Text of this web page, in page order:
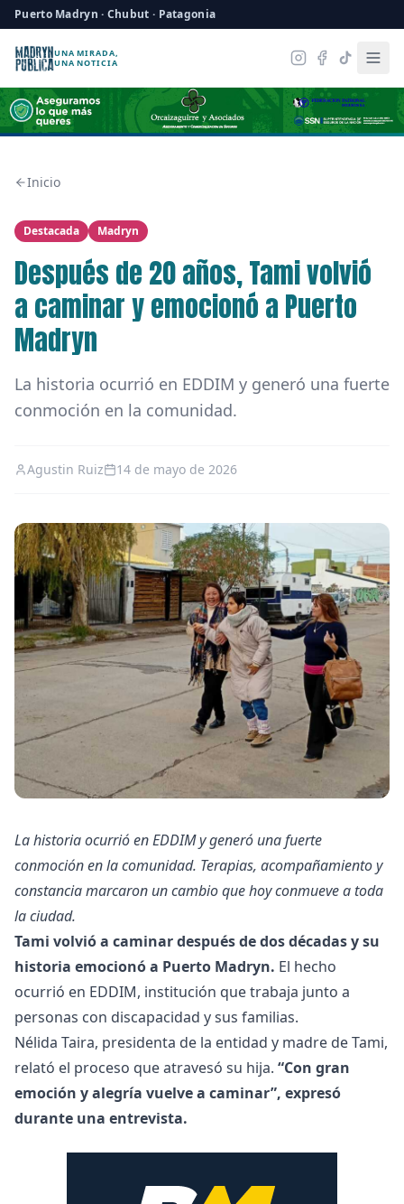
Puerto Madryn · Chubut · Patagonia
UNA MIRADA,
UNA NOTICIA
Inicio
Destacada Madryn
Después de 20 años, Tami volvió
a caminar y emocionó a Puerto
Madryn
La historia ocurrió en EDDIM y generó una fuerte
conmoción en la comunidad.
Agustin Ruiz 14 de mayo de 2026
La historia ocurrió en EDDIM y generó una fuerte
conmoción en la comunidad. Terapias, acompañamiento y
constancia marcaron un cambio que hoy conmueve a toda
la ciudad.
Tami volvió a caminar después de dos décadas y su
historia emocionó a Puerto Madryn. El hecho
ocurrió en EDDIM, institución que trabaja junto a
personas con discapacidad y sus familias.
Nélida Taira, presidenta de la entidad y madre de Tami,
relató el proceso que atravesó su hija. “Con gran
emoción y alegría vuelve a caminar”, expresó
durante una entrevista.